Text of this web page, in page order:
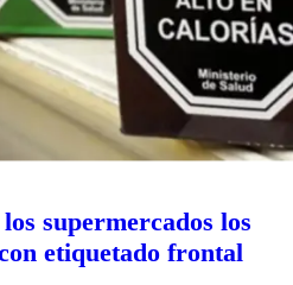
supermercados los
etiquetado frontal